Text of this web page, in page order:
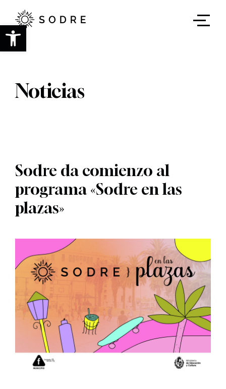
Abrir barra de herramientas
contenido
principal
Noticias
Sodre da comienzo al
programa «Sodre en las
plazas»